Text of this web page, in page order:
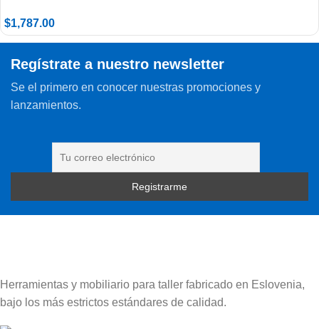
$1,787.00
Regístrate a nuestro newsletter
Se el primero en conocer nuestras promociones y
lanzamientos.
Herramientas y mobiliario para taller fabricado en Eslovenia,
bajo los más estrictos estándares de calidad.